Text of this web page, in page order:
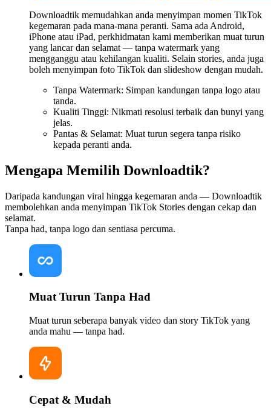
Downloadtik memudahkan anda menyimpan momen TikTok
kegemaran pada mana-mana peranti. Sama ada Android,
iPhone atau iPad, perkhidmatan kami memberikan muat turun
yang lancar dan selamat — tanpa watermark yang
mengganggu atau kehilangan kualiti. Selain stories, anda juga
boleh menyimpan foto TikTok dan slideshow dengan mudah.
Tanpa Watermark: Simpan kandungan tanpa logo atau
tanda.
Kualiti Tinggi: Nikmati resolusi terbaik dan bunyi yang
jelas.
Pantas & Selamat: Muat turun segera tanpa risiko
kepada peranti anda.
Mengapa Memilih Downloadtik?
Daripada kandungan viral hingga kegemaran anda — Downloadtik
membolehkan anda menyimpan TikTok Stories dengan cekap dan
selamat.
Tanpa had, tanpa logo dan sentiasa percuma.
Muat Turun Tanpa Had
Muat turun seberapa banyak video dan story TikTok yang
anda mahu — tanpa had.
Cepat & Mudah